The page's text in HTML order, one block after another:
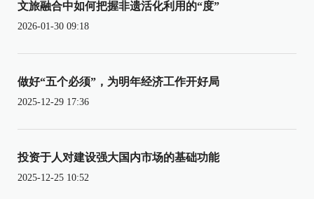
文旅融合中如何把握非遗活化利用的“度”
2026-01-30 09:18
做好“五个必须”，为明年经济工作开好局
2025-12-29 17:36
投资于人对建设强大国内市场的基础功能
2025-12-25 10:52